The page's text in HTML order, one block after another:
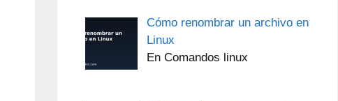
Cómo renombrar un archivo en
Linux
En Comandos linux